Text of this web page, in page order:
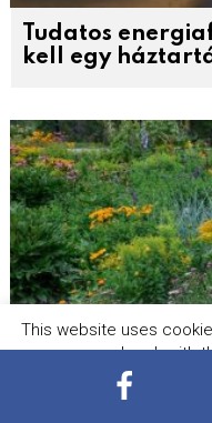
Tudatos
kell egy
This website uses
assume you're ok with